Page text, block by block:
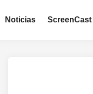
Noticias ScreenCast